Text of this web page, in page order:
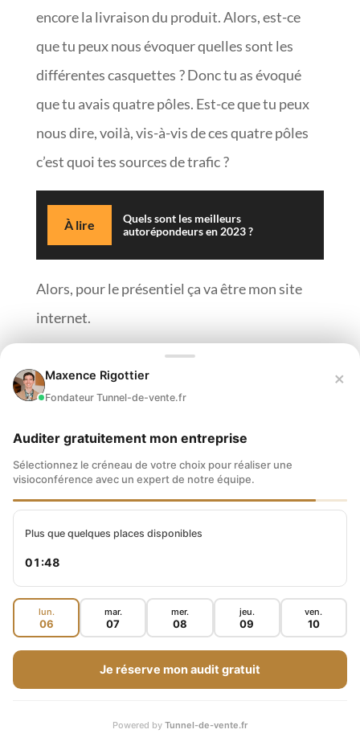
encore la livraison du produit. Alors, est-ce
que tu peux nous évoquer quelles sont les
différentes casquettes ? Donc tu as évoqué
que tu avais quatre pôles. Est-ce que tu peux
nous dire, voilà, vis-à-vis de ces quatre pôles
c’est quoi tes sources de trafic ?
À lire
Quels sont les meilleurs
autorépondeurs en 2023 ?
Alors, pour le présentiel ça va être mon site
internet.
Donc Google, le site web, OK.
Voilà, mes newsletters.
D’accord.
Donc ouais, le bouche-à-oreille ?
Parce que ça fait 26 ans que tu fais ce métier,
donc forcément tu as le carnet d’adresses qui
s’agrandit ?
Oui. Et puis aussi par exemple, je te donne un
Maxence Rigottier
Fondateur Tunnel-de-vente.fr
×
Auditer gratuitement mon entreprise
Sélectionnez le créneau de votre choix pour réaliser une
visioconférence avec un expert de notre équipe.
Plus que quelques places disponibles
01:47
lun.
06
mar.
07
mer.
08
jeu.
09
ven.
10
Je réserve mon audit gratuit
Powered by Tunnel-de-vente.fr